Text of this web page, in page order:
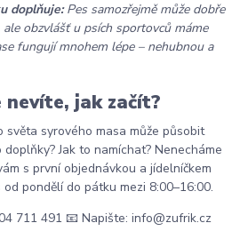
doplňuje:Pes samozřejmě může dobře
obzvlášť u psích sportovců máme
fungují mnohem lépe – nehubnou a
jak začít?
světa syrového masa může působit
doplňky? Jak to namíchat? Nenecháme
s první objednávkou a jídelníčkem
pondělí do pátku mezi 8:00–16:00.
711 491 📧 Napište: info@zufrik.cz